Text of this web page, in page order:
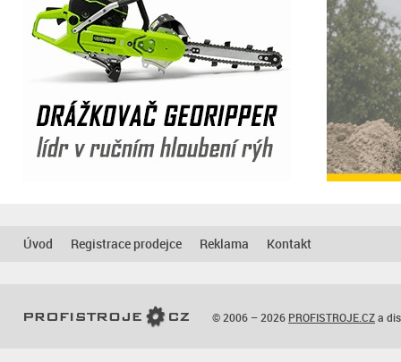
Úvod Registrace prodejce Reklama Kontakt
© 2006 – 2026 PROFISTROJE.CZa